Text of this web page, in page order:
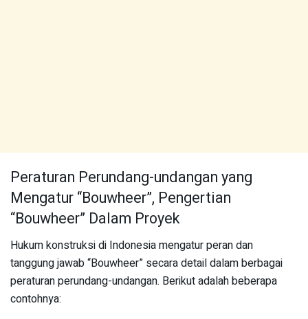
Peraturan Perundang-undangan yang
Mengatur “Bouwheer”, Pengertian
“Bouwheer” Dalam Proyek
Hukum konstruksi di Indonesia mengatur peran dan
tanggung jawab “Bouwheer” secara detail dalam berbagai
peraturan perundang-undangan. Berikut adalah beberapa
contohnya: